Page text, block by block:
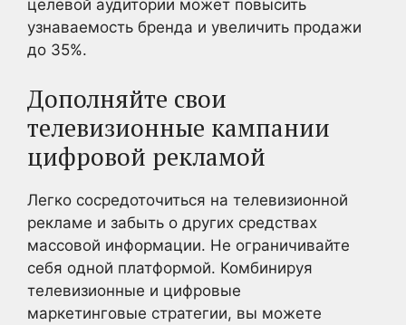
целевой аудитории может повысить
узнаваемость бренда и увеличить продажи
до 35%.
Дополняйте свои
телевизионные кампании
цифровой рекламой
Легко сосредоточиться на телевизионной
рекламе и забыть о других средствах
массовой информации. Не ограничивайте
себя одной платформой. Комбинируя
телевизионные и цифровые
маркетинговые стратегии, вы можете